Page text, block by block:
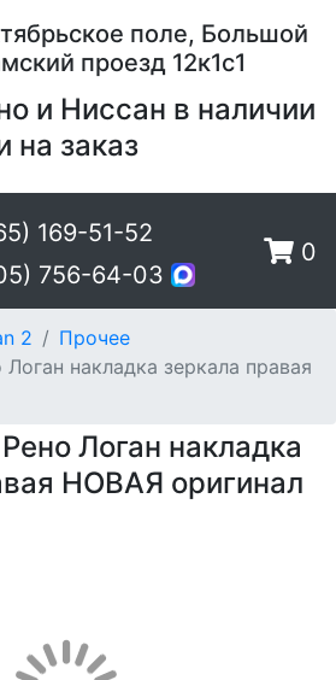
поле, Большой
проезд 12к1с1
и Ниссан в наличии
на заказ
169-51-52
756-64-03
0
2
Прочее
накладка зеркала правая
Логан накладка
НОВАЯ оригинал